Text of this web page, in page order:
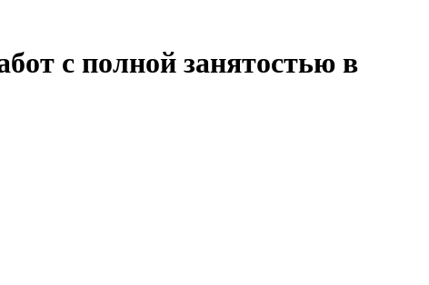
с полной занятостью в